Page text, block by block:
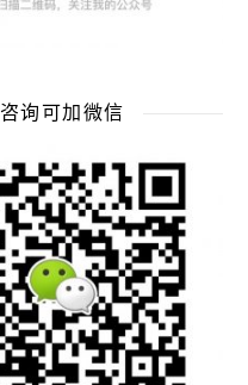
咨询可加微信